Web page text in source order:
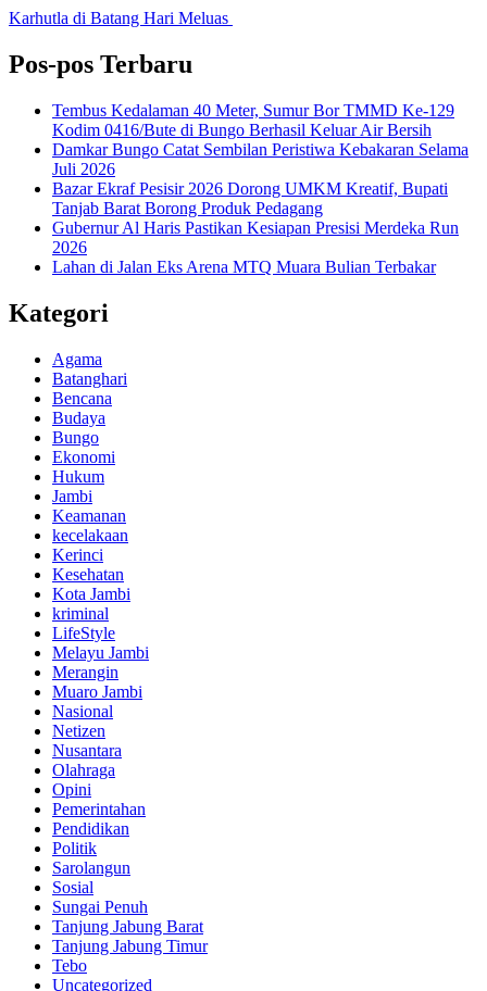
Karhutla di Batang Hari Meluas
Pos-pos Terbaru
Tembus Kedalaman 40 Meter, Sumur Bor TMMD Ke-129
Kodim 0416/Bute di Bungo Berhasil Keluar Air Bersih
Damkar Bungo Catat Sembilan Peristiwa Kebakaran Selama
Juli 2026
Bazar Ekraf Pesisir 2026 Dorong UMKM Kreatif, Bupati
Tanjab Barat Borong Produk Pedagang
Gubernur Al Haris Pastikan Kesiapan Presisi Merdeka Run
2026
Lahan di Jalan Eks Arena MTQ Muara Bulian Terbakar
Kategori
Agama
Batanghari
Bencana
Budaya
Bungo
Ekonomi
Hukum
Jambi
Keamanan
kecelakaan
Kerinci
Kesehatan
Kota Jambi
kriminal
LifeStyle
Melayu Jambi
Merangin
Muaro Jambi
Nasional
Netizen
Nusantara
Olahraga
Opini
Pemerintahan
Pendidikan
Politik
Sarolangun
Sosial
Sungai Penuh
Tanjung Jabung Barat
Tanjung Jabung Timur
Tebo
Uncategorized